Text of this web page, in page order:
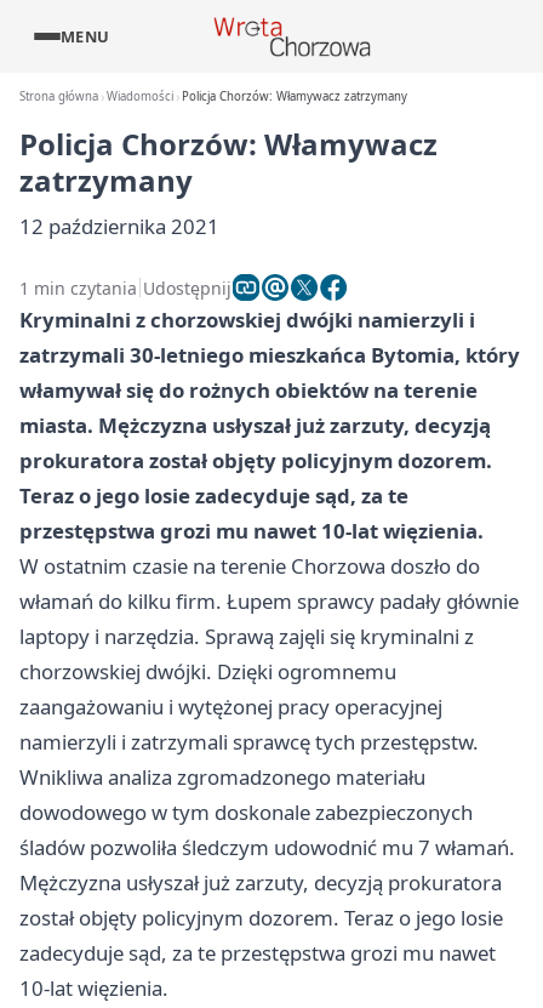
MENU
Strona główna Wiadomości Policja Chorzów: Włamywacz zatrzymany
Policja Chorzów: Włamywacz
zatrzymany
12 października 2021
1 min czytania Udostępnij
Kryminalni z chorzowskiej dwójki namierzyli i
zatrzymali 30-letniego mieszkańca Bytomia, który
włamywał się do rożnych obiektów na terenie
miasta. Mężczyzna usłyszał już zarzuty, decyzją
prokuratora został objęty policyjnym dozorem.
Teraz o jego losie zadecyduje sąd, za te
przestępstwa grozi mu nawet 10-lat więzienia.
W ostatnim czasie na terenie Chorzowa doszło do
włamań do kilku firm. Łupem sprawcy padały głównie
laptopy i narzędzia. Sprawą zajęli się kryminalni z
chorzowskiej dwójki. Dzięki ogromnemu
zaangażowaniu i wytężonej pracy operacyjnej
namierzyli i zatrzymali sprawcę tych przestępstw.
Wnikliwa analiza zgromadzonego materiału
dowodowego w tym doskonale zabezpieczonych
śladów pozwoliła śledczym udowodnić mu 7 włamań.
Mężczyzna usłyszał już zarzuty, decyzją prokuratora
został objęty policyjnym dozorem. Teraz o jego losie
zadecyduje sąd, za te przestępstwa grozi mu nawet
10-lat więzienia.